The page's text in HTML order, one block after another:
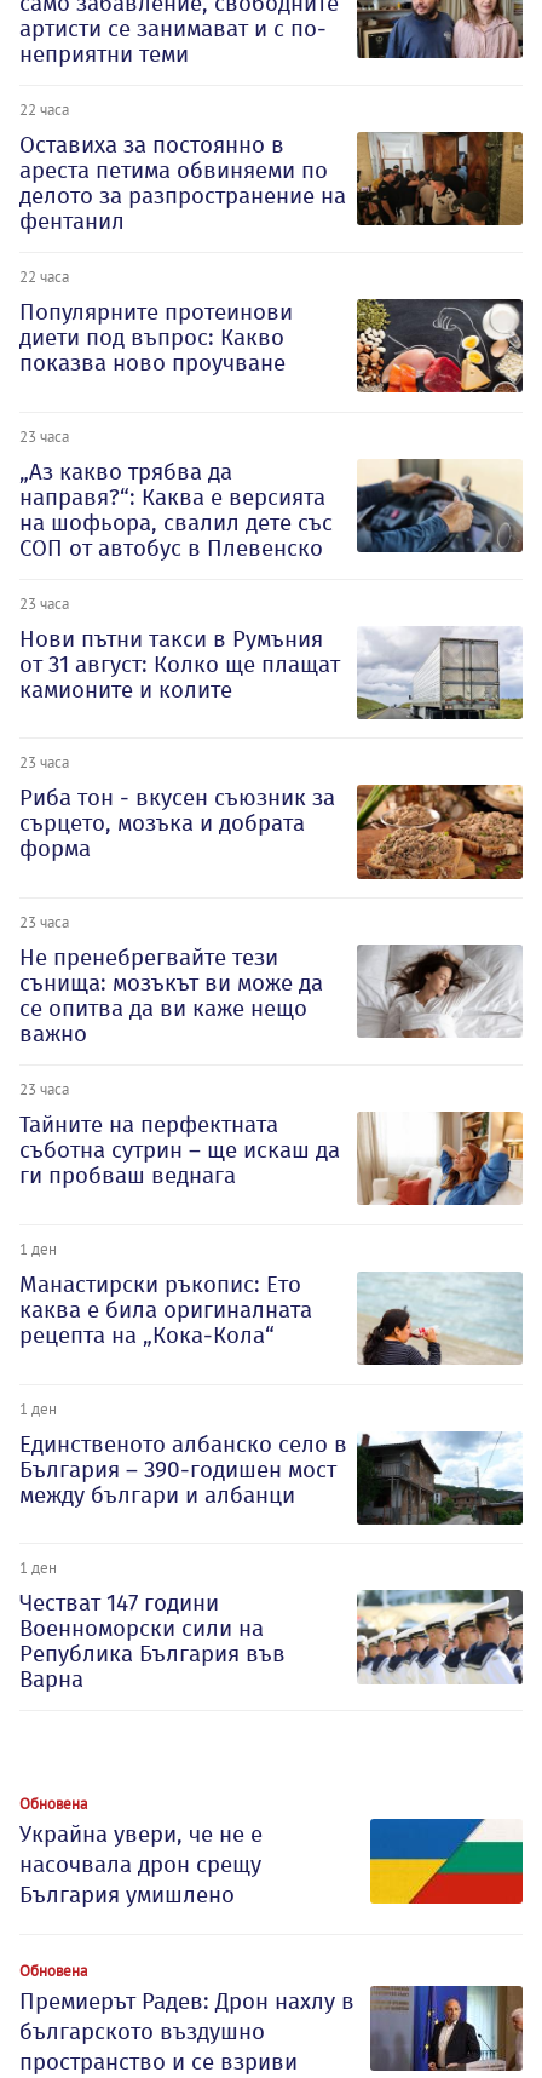
артисти се занимават и с по-
неприятни теми
22 часа
Оставиха за постоянно в
ареста петима обвиняеми по
делото за разпространение на
фентанил
22 часа
Популярните протеинови
диети под въпрос: Какво
показва ново проучване
23 часа
„Аз какво трябва да
направя?“: Каква е версията
на шофьора, свалил дете със
СОП от автобус в Плевенско
23 часа
Нови пътни такси в Румъния
от 31 август: Колко ще плащат
камионите и колите
23 часа
Риба тон - вкусен съюзник за
сърцето, мозъка и добрата
форма
23 часа
Не пренебрегвайте тези
сънища: мозъкът ви може да
се опитва да ви каже нещо
важно
23 часа
Тайните на перфектната
съботна сутрин – ще искаш да
ги пробваш веднага
1 ден
Манастирски ръкопис: Ето
каква е била оригиналната
рецепта на „Кока-Кола“
1 ден
Единственото албанско село в
България – 390-годишен мост
между българи и албанци
1 ден
Честват 147 години
Военноморски сили на
Република България във
Варна
Обновена
Украйна увери, че не е
насочвала дрон срещу
България умишлено
Обновена
Премиерът Радев: Дрон нахлу в
българското въздушно
пространство и се взриви